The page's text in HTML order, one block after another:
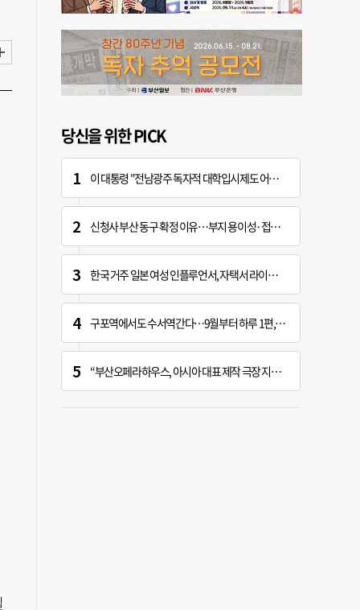
당신을 위한 PICK
이 대통령 "전남광주 독자적 대학입시제도 어떤가" 제안
신청사 부산 동구 확정 이유…부지 용이성·접근성·집적 가능성이 운명 갈랐다 [해수부 북항 시대]
한국 거주 일본 여성 인플루언서, 자택서 라이브 방송 중 사망
구포역에서도 수서역간다…9월부터 하루 1편, 주말 2편
“부산오페라하우스, 아시아 대표 제작 극장 지향해야”